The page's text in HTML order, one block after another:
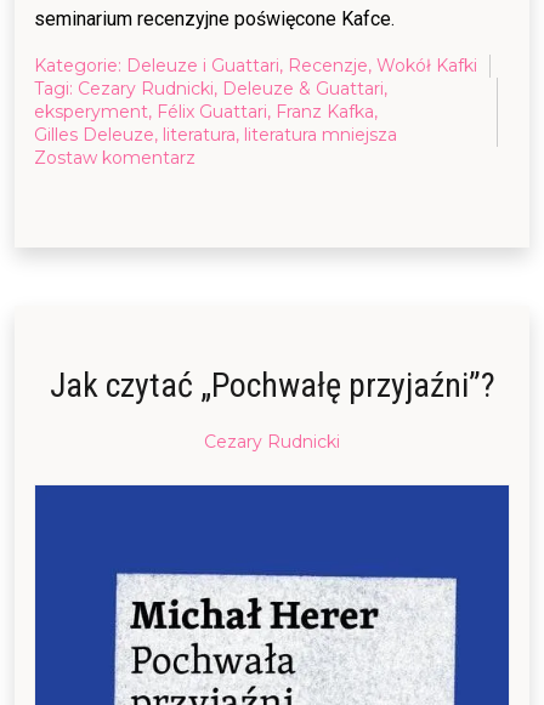
seminarium recenzyjne poświęcone Kafce.
Kategorie: Deleuze i Guattari, Recenzje, Wokół Kafki
Tagi: Cezary Rudnicki, Deleuze & Guattari,
eksperyment, Félix Guattari, Franz Kafka,
Gilles Deleuze, literatura, literatura mniejsza
Zostaw komentarz
z
Jak czytać „Pochwałę przyjaźni”?
Posted
02/04/201721/05/2017
Cezary Rudnicki